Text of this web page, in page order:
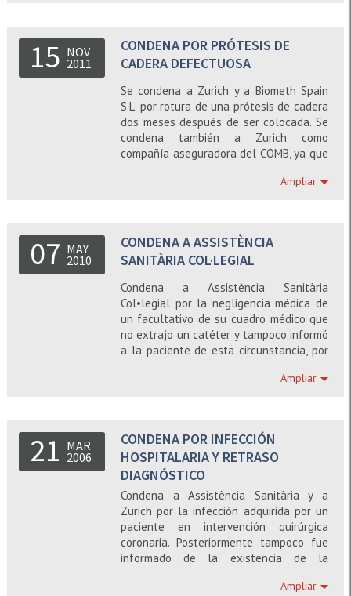
15 NOV
2011
CONDENA POR PRÓTESIS DE
CADERA DEFECTUOSA
Se condena a Zurich y a Biometh Spain
S.L. por rotura de una prótesis de cadera
dos meses después de ser colocada. Se
condena también a Zurich como
compañía aseguradora del COMB, ya que
informó al paciente de los riesgos de la
Ampliar
07 MAY
2010
CONDENA A ASSISTÈNCIA
SANITÀRIA COL·LEGIAL
Condena a Assistència Sanitària
Col•legial por la negligencia médica de
un facultativo de su cuadro médico que
no extrajo un catéter y tampoco informó
a la paciente de esta circunstancia, por
no pudo someterse a un tratamiento
Ampliar
21 MAR
2006
CONDENA POR INFECCIÓN
HOSPITALARIA Y RETRASO
DIAGNÓSTICO
Condena a Assistència Sanitària y a
Zurich por la infección adquirida por un
paciente en intervención quirúrgica
coronaria. Posteriormente tampoco fue
informado de la existencia de la
retraso en el tratamiento, produciéndose
Ampliar